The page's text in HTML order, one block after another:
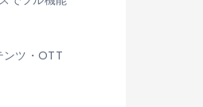
ンツ・OTT